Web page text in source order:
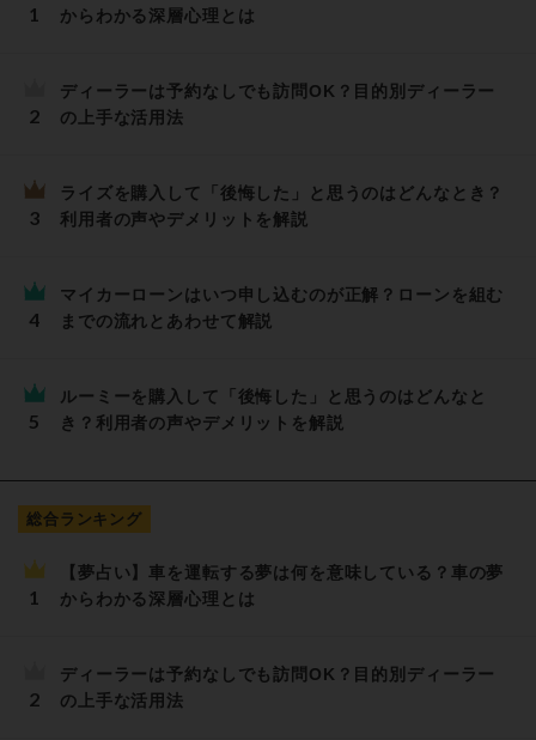
からわかる深層心理とは
ディーラーは予約なしでも訪問OK？目的別ディーラー
の上手な活用法
ライズを購入して「後悔した」と思うのはどんなとき？
利用者の声やデメリットを解説
マイカーローンはいつ申し込むのが正解？ローンを組む
までの流れとあわせて解説
ルーミーを購入して「後悔した」と思うのはどんなと
き？利用者の声やデメリットを解説
総合ランキング
【夢占い】車を運転する夢は何を意味している？車の夢
からわかる深層心理とは
ディーラーは予約なしでも訪問OK？目的別ディーラー
の上手な活用法